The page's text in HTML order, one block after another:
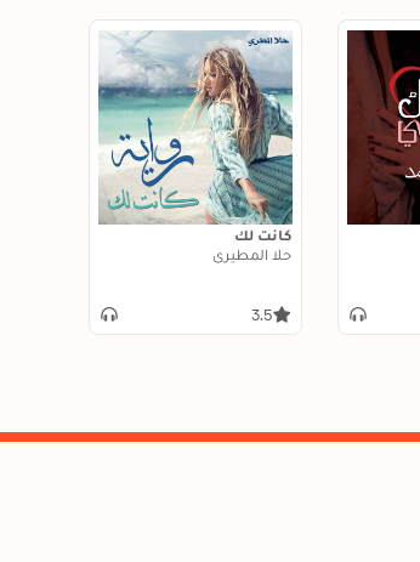
كانت لك
حلا المطيري
3.5